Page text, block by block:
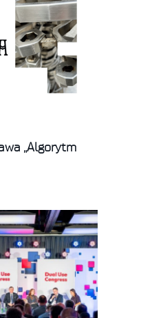
„Algorytm